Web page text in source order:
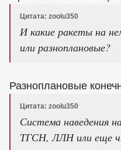
Цитата: zoolu350
И какие ракеты на
или разноплановые?
Разноплановые
Цитата: zoolu350
Система наведения
ТГСН, ЛЛН или еще